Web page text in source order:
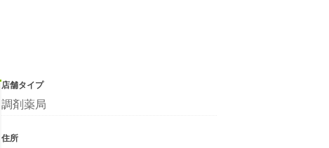
店舗タイプ
調剤薬局
住所